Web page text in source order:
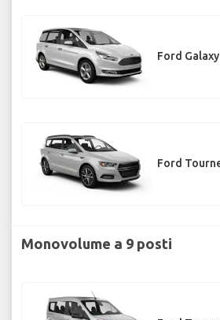
Ford Galaxy
Ford
Monovolume a 9 posti